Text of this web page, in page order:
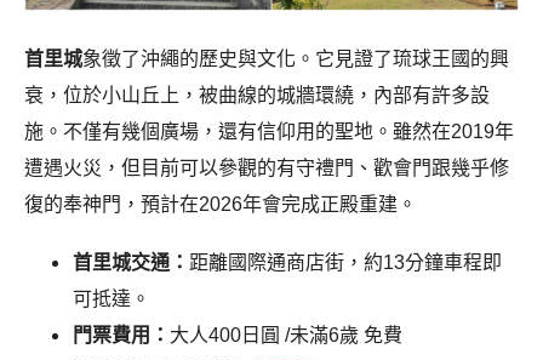
首里城象徵了沖繩的歷史與文化。它見證了琉球王國的興
衰，位於小山丘上，被曲線的城牆環繞，內部有許多設
施。不僅有幾個廣場，還有信仰用的聖地。雖然在2019年
遭遇火災，但目前可以參觀的有守禮門、歡會門跟幾乎修
復的奉神門，預計在2026年會完成正殿重建。
首里城交通： 距離國際通商店街，約13分鐘車程即
可抵達。
門票費用： 大人400日圓 /未滿6歲 免費